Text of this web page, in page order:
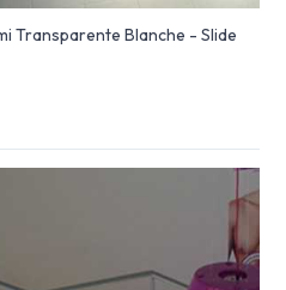
Transparente Blanche - Slide